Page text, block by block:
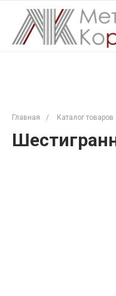
Главная / Каталог товаров